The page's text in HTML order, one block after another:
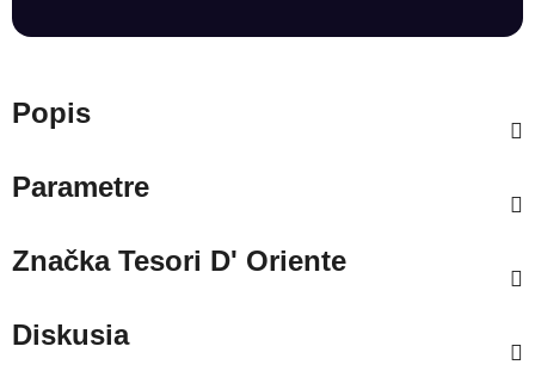
Popis
Parametre
ZnačkaTesori D' Oriente
Diskusia